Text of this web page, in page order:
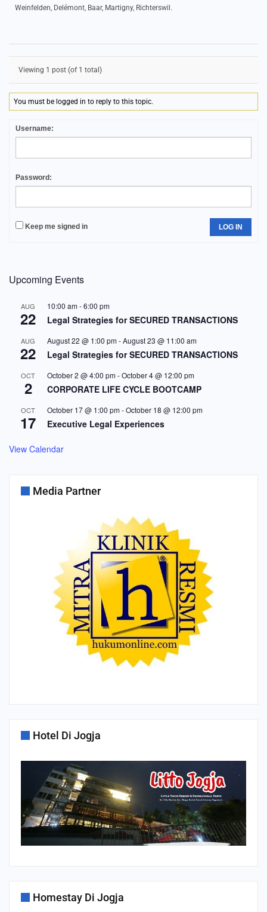
Weinfelden, Delémont, Baar, Martigny, Richterswil.
Viewing 1 post (of 1 total)
You must be logged in to reply to this topic.
Username:
Password:
Keep me signed in LOG IN
Upcoming Events
AUG
22
10:00 am-6:00 pm
Legal Strategies for SECURED TRANSACTIONS
AUG
22
August 22 @ 1:00 pm-August 23 @ 11:00 am
Legal Strategies for SECURED TRANSACTIONS
OCT
2
October 2 @ 4:00 pm-October 4 @ 12:00 pm
CORPORATE LIFE CYCLE BOOTCAMP
OCT
17
October 17 @ 1:00 pm-October 18 @ 12:00 pm
Executive Legal Experiences
View Calendar
Media Partner
Hotel Di Jogja
Homestay Di Jogja